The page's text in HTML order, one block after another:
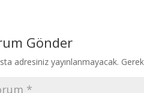
Gönder
adresiniz yayınlanmayacak.